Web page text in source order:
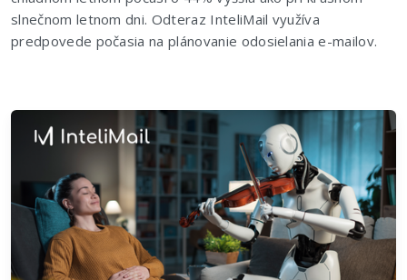
slnečnom letnom dni. Odteraz InteliMail využíva
predpovede počasia na plánovanie odosielania e-mailov.